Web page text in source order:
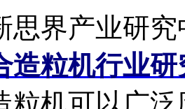
界产业研究
造粒机行业
粒机可以广